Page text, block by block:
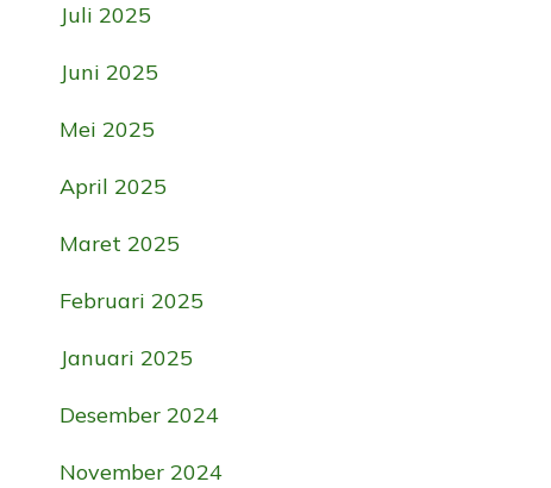
Juli 2025
Juni 2025
Mei 2025
April 2025
Maret 2025
Februari 2025
Januari 2025
Desember 2024
November 2024